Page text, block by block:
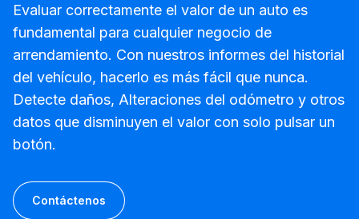
Evaluar correctamente el valor de un auto es
fundamental para cualquier negocio de
arrendamiento. Con nuestros informes del historial
del vehículo, hacerlo es más fácil que nunca.
Detecte daños, Alteraciones del odómetro y otros
datos que disminuyen el valor con solo pulsar un
botón.
Contáctenos